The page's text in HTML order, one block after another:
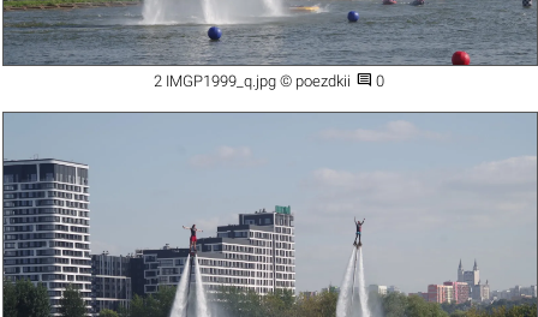
2 IMGP1999_q.jpg © poezdkii  0